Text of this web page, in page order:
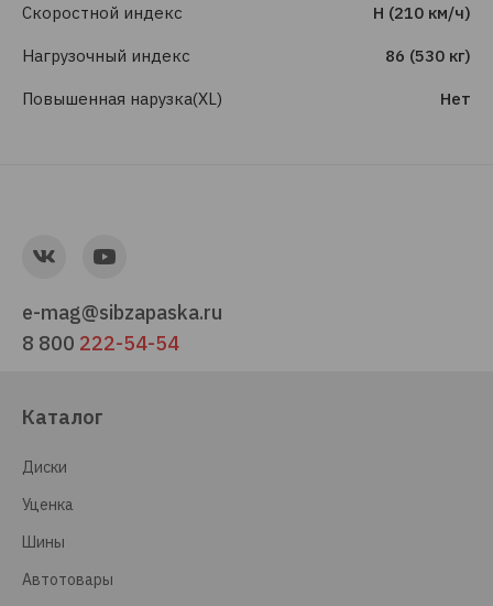
Скоростной индекс H (210 км/ч)
Нагрузочный индекс 86 (530 кг)
Повышенная нарузка(XL) Нет
e-mag@sibzapaska.ru
8 800 222-54-54
Каталог
Диски
Уценка
Шины
Автотовары